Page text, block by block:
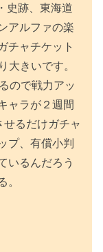
史跡、東海道
アルファの楽
チャチケット
大きいです。
ので戦力アッ
ャラが２週間
るだけガチャ
プ、有償小判
いるんだろう